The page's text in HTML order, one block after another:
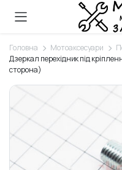
Головна Мотоаксесуари
Дзеркал перехідник під
сторона)